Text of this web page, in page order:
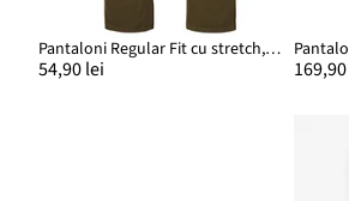
Pantaloni Regular Fit cu stretch, drepți
54,90 lei